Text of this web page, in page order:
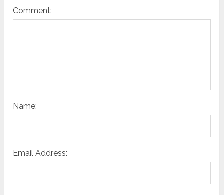
Comment:
Name:
Email Address: